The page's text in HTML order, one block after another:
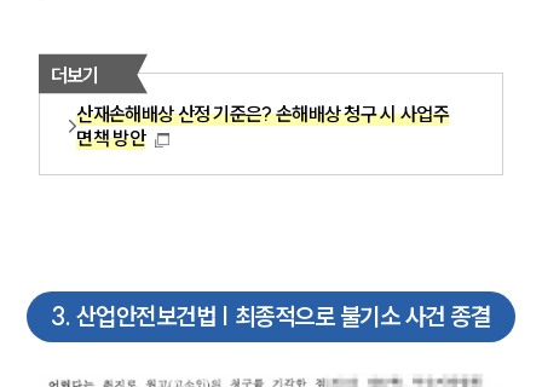
더보기
산재손해배상 산정 기준은? 손해배상 청구 시 사업주
면책 방안
3. 산업안전보건법 | 최종적으로 불기소 사건 종결